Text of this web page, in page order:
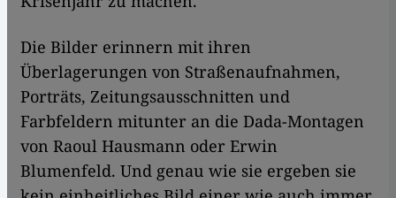
Die Bilder erinnern mit ihren
Überlagerungen von Straßenaufnahmen,
Porträts, Zeitungsausschnitten und
Farbfeldern mitunter an die Dada-Montagen
von Raoul Hausmann oder Erwin
Blumenfeld. Und genau wie sie ergeben sie